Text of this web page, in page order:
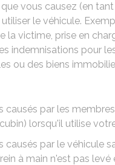
vous causez (en
le véhicule.
la victime, prise en
indemnisations pour
ou des biens
causés par les
lorsqu'il utilise
causés par le véhicule
à main n'est pas